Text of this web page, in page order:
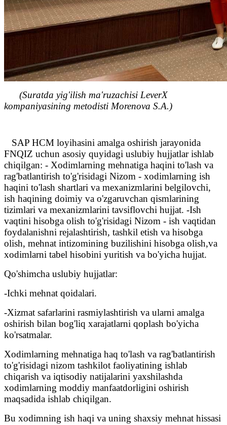
(Suratda yig'ilish ma'ruzachisi LeverX
kompaniyasining metodisti Morenova S.A.)
SAP HCM loyihasini amalga oshirish jarayonida
FNQIZ uchun asosiy quyidagi uslubiy hujjatlar ishlab
chiqilgan: - Xodimlarning mehnatiga haqini to'lash va
rag'batlantirish to'g'risidagi Nizom - xodimlarning ish
haqini to'lash shartlari va mexanizmlarini belgilovchi,
ish haqining doimiy va o'zgaruvchan qismlarining
tizimlari va mexanizmlarini tavsiflovchi hujjat. -Ish
vaqtini hisobga olish to'g'risidagi Nizom - ish vaqtidan
foydalanishni rejalashtirish, tashkil etish va hisobga
olish, mehnat intizomining buzilishini hisobga olish,va
xodimlarni tabel hisobini yuritish va bo'yicha hujjat.
Qo'shimcha uslubiy hujjatlar:
-Ichki mehnat qoidalari.
-Xizmat safarlarini rasmiylashtirish va ularni amalga
oshirish bilan bog'liq xarajatlarni qoplash bo'yicha
ko'rsatmalar.
Xodimlarning mehnatiga haq to'lash va rag'batlantirish
to'g'risidagi nizom tashkilot faoliyatining ishlab
chiqarish va iqtisodiy natijalarini yaxshilashda
xodimlarning moddiy manfaatdorligini oshirish
maqsadida ishlab chiqilgan.
Bu xodimning ish haqi va uning shaxsiy mehnat hissasi